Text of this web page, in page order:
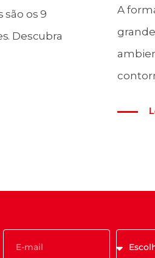
causado por
como evitar isso
A